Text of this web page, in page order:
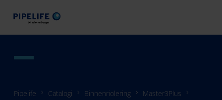
Pipelife Catalogi Binnenriolering
Master3Plus